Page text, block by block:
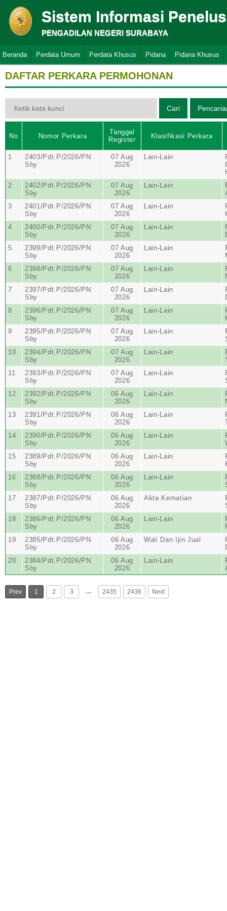
Sistem Informasi
PENGADILAN NEGERI SURABAYA
Beranda Perdata Umum Perdata Khusus Pidana Pidana Khusus
DAFTAR PERKARA PERMOHONAN
No Nomor Perkara
Tanggal
Register
Klasifikasi Perkara
1
2403/Pdt.P/2026/PN
Sby
07 Aug
2026
Lain-Lain
2
2402/Pdt.P/2026/PN
Sby
07 Aug
2026
Lain-Lain
3
2401/Pdt.P/2026/PN
Sby
07 Aug
2026
Lain-Lain
4
2400/Pdt.P/2026/PN
Sby
07 Aug
2026
Lain-Lain
5
2399/Pdt.P/2026/PN
Sby
07 Aug
2026
Lain-Lain
6
2398/Pdt.P/2026/PN
Sby
07 Aug
2026
Lain-Lain
7
2397/Pdt.P/2026/PN
Sby
07 Aug
2026
Lain-Lain
8
2396/Pdt.P/2026/PN
Sby
07 Aug
2026
Lain-Lain
9
2395/Pdt.P/2026/PN
Sby
07 Aug
2026
Lain-Lain
10
2394/Pdt.P/2026/PN
Sby
07 Aug
2026
Lain-Lain
11
2393/Pdt.P/2026/PN
Sby
07 Aug
2026
Lain-Lain
12
2392/Pdt.P/2026/PN
Sby
06 Aug
2026
Lain-Lain
13
2391/Pdt.P/2026/PN
Sby
06 Aug
2026
Lain-Lain
14
2390/Pdt.P/2026/PN
Sby
06 Aug
2026
Lain-Lain
15
2389/Pdt.P/2026/PN
Sby
06 Aug
2026
Lain-Lain
16
2388/Pdt.P/2026/PN
Sby
06 Aug
2026
Lain-Lain
17
2387/Pdt.P/2026/PN
Sby
06 Aug
2026
Akta Kematian
18
2386/Pdt.P/2026/PN
Sby
06 Aug
2026
Lain-Lain
19
2385/Pdt.P/2026/PN
Sby
06 Aug
2026
Wali Dan Ijin Jual
20
2384/Pdt.P/2026/PN
Sby
06 Aug
2026
Lain-Lain
Prev 1 2 3 … 2435 2436 Next